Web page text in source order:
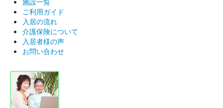
ご利用ガイド
入居の流れ
介護保険について
入居者様の声
お問い合わせ